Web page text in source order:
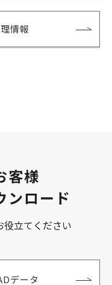
情報
客様
ンロード
役立てください
データ